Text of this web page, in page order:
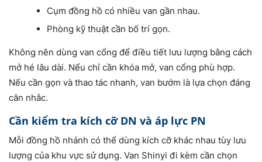
Cụm đồng hồ có nhiều van gần nhau.
Phòng kỹ thuật cần bố trí gọn.
Không nên dùng van cổng để điều tiết lưu lượng bằng cách
mở hé lâu dài. Nếu chỉ cần khóa mở, van cổng phù hợp.
Nếu cần gọn và thao tác nhanh, van bướm là lựa chọn đáng
cân nhắc.
Cần kiểm tra kích cỡ DN và áp lực PN
Mỗi đồng hồ nhánh có thể dùng kích cỡ khác nhau tùy lưu
lượng của khu vực sử dụng. Van Shinyi đi kèm cần chọn